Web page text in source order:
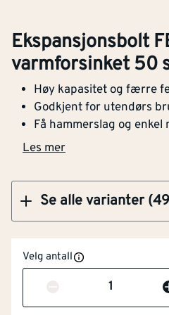
Ekspansjonsbolt
varmforsinket 50
Høy kapasitet og færre
Godkjent for utendørs
Få hammerslag og enkel
Les mer
Se alle varianter
Ekspansjonsbolt FBN II
Klikk og hent
Velg antall
Antall
Fastnøkkelbredde [mm]
borehull
[mm]
Antall skiver [stk] 1
Fastening by expander
tool
With collar
borehullsdybde